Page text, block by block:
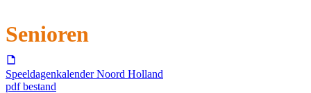
Senioren
Speeldagenkalender Noord Holland
pdf bestand